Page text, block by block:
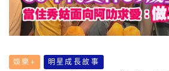
娛樂+ 明星成長故事